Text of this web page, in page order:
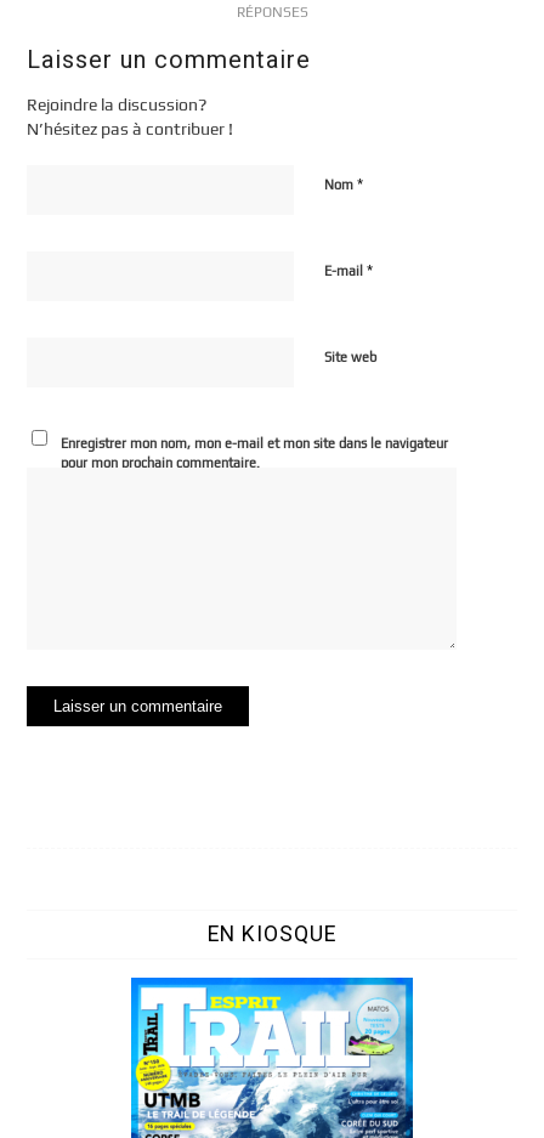
RÉPONSES
Laisser un commentaire
Rejoindre la discussion?
N’hésitez pas à contribuer !
Nom*
E-mail*
Site web
Enregistrer mon nom, mon e-mail et mon site dans le navigateur
pour mon prochain commentaire.
EN KIOSQUE